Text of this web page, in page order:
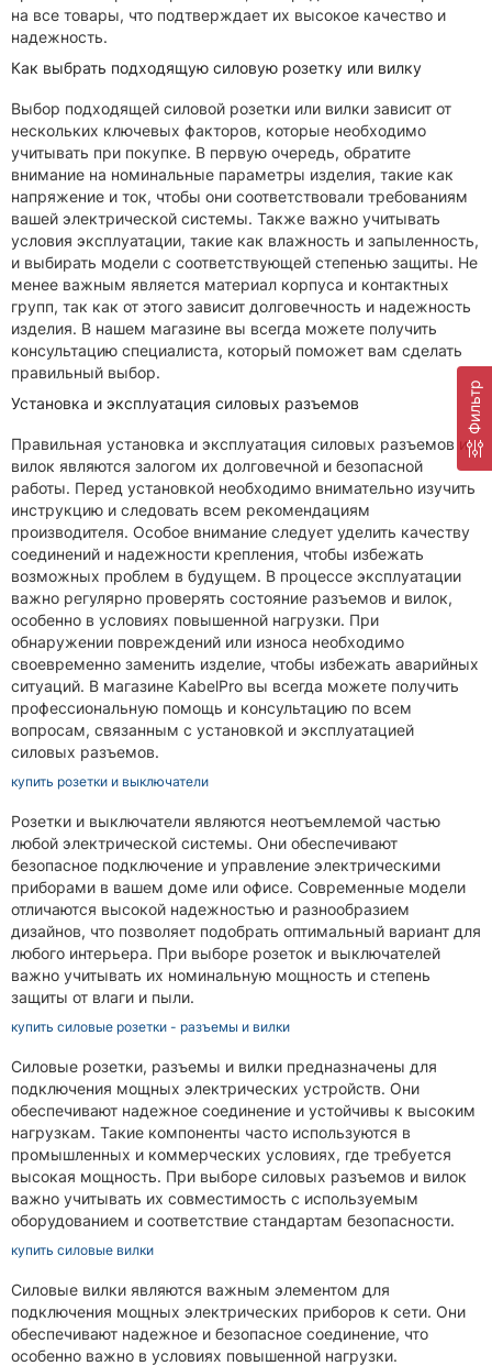
Фильтр
на все товары, что подтверждает их высокое качество и
надежность.
Как выбрать подходящую силовую розетку или вилку
Выбор подходящей силовой розетки или вилки зависит от
нескольких ключевых факторов, которые необходимо
учитывать при покупке. В первую очередь, обратите
внимание на номинальные параметры изделия, такие как
напряжение и ток, чтобы они соответствовали требованиям
вашей электрической системы. Также важно учитывать
условия эксплуатации, такие как влажность и запыленность,
и выбирать модели с соответствующей степенью защиты. Не
менее важным является материал корпуса и контактных
групп, так как от этого зависит долговечность и надежность
изделия. В нашем магазине вы всегда можете получить
консультацию специалиста, который поможет вам сделать
правильный выбор.
Установка и эксплуатация силовых разъемов
Правильная установка и эксплуатация силовых разъемов и
вилок являются залогом их долговечной и безопасной
работы. Перед установкой необходимо внимательно изучить
инструкцию и следовать всем рекомендациям
производителя. Особое внимание следует уделить качеству
соединений и надежности крепления, чтобы избежать
возможных проблем в будущем. В процессе эксплуатации
важно регулярно проверять состояние разъемов и вилок,
особенно в условиях повышенной нагрузки. При
обнаружении повреждений или износа необходимо
своевременно заменить изделие, чтобы избежать аварийных
ситуаций. В магазине KabelPro вы всегда можете получить
профессиональную помощь и консультацию по всем
вопросам, связанным с установкой и эксплуатацией
силовых разъемов.
купить розетки и выключатели
Розетки и выключатели являются неотъемлемой частью
любой электрической системы. Они обеспечивают
безопасное подключение и управление электрическими
приборами в вашем доме или офисе. Современные модели
отличаются высокой надежностью и разнообразием
дизайнов, что позволяет подобрать оптимальный вариант для
любого интерьера. При выборе розеток и выключателей
важно учитывать их номинальную мощность и степень
защиты от влаги и пыли.
купить силовые розетки - разъемы и вилки
Силовые розетки, разъемы и вилки предназначены для
подключения мощных электрических устройств. Они
обеспечивают надежное соединение и устойчивы к высоким
нагрузкам. Такие компоненты часто используются в
промышленных и коммерческих условиях, где требуется
высокая мощность. При выборе силовых разъемов и вилок
важно учитывать их совместимость с используемым
оборудованием и соответствие стандартам безопасности.
купить силовые вилки
Силовые вилки являются важным элементом для
подключения мощных электрических приборов к сети. Они
обеспечивают надежное и безопасное соединение, что
особенно важно в условиях повышенной нагрузки.